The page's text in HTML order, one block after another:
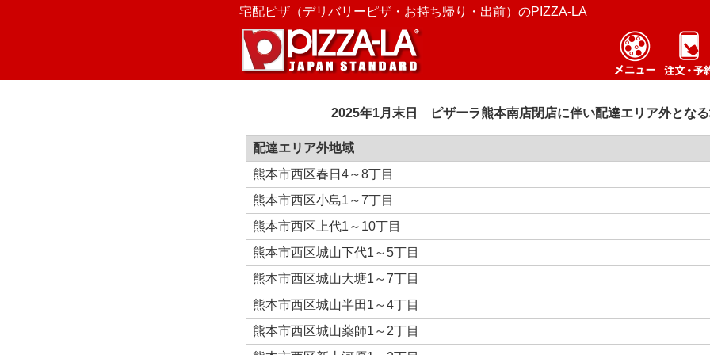
宅配ピザ（デリバリーピザ・お持ち帰り・出前）のPIZZA-LA
2025年1月末日 ピザーラ熊本南店閉店に伴い配達エリア外とな
配達エリア外地域
熊本市西区春日4～8丁目
熊本市西区小島1～7丁目
熊本市西区上代1～10丁目
熊本市西区城山下代1～5丁目
熊本市西区城山大塘1～7丁目
熊本市西区城山半田1～4丁目
熊本市西区城山薬師1～2丁目